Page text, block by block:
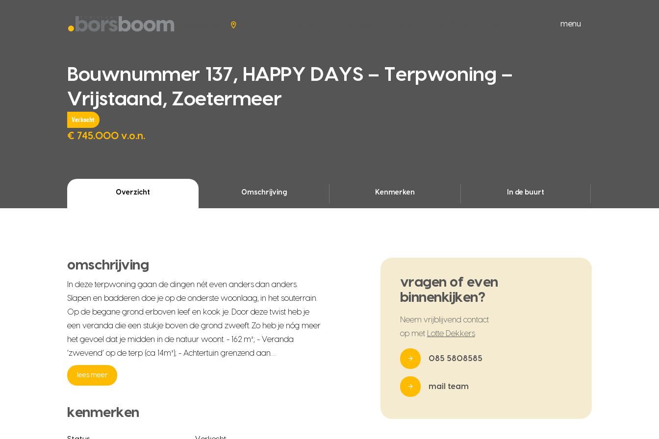
menu
Bouwnummer 137, HAPPY DAYS – Terpwoning –
Vrijstaand, Zoetermeer
Verkocht
€ 745.000 v.o.n.
Overzicht Omschrijving Kenmerken In de buurt
omschrijving
In deze terpwoning gaan de dingen nét even anders dan anders.
Slapen en badderen doe je op de onderste woonlaag, in het souterrain.
Op de begane grond erboven leef en kook je. Door deze twist heb je
een veranda die een stukje boven de grond zweeft. Zo heb je nóg meer
het gevoel dat je midden in de natuur woont. - 162 m²; - Veranda
‘zwevend’ op de terp (ca 14m²); - Achtertuin grenzend aan…
lees meer
kenmerken
vragen of even
binnenkijken?
Neem vrijblijvend contact
op met
Lotte Dekkers
085 5808585
mail team